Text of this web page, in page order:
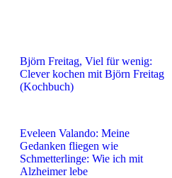
Björn Freitag, Viel für wenig:
Clever kochen mit Björn Freitag
(Kochbuch)
Eveleen Valando: Meine
Gedanken fliegen wie
Schmetterlinge: Wie ich mit
Alzheimer lebe